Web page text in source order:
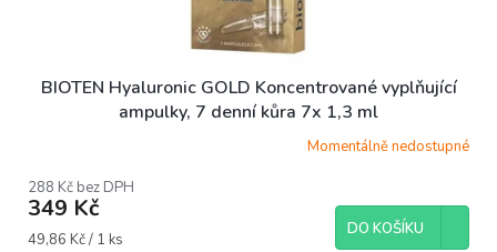
BIOTEN Hyaluronic GOLD Koncentrované vyplňující
ampulky, 7 denní kůra 7x 1,3 ml
Momentálně nedostupné
288 Kč bez DPH
349 Kč
Měrná
49,86 Kč / 1 ks
DO KOŠÍKU